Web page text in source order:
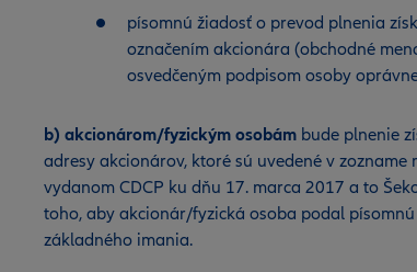
písomnú žiadosť o prevod plnenia
označením akcionára (obchodné
osvedčeným podpisom osoby
b) akcionárom/fyzickým osobám bude plnenie
adresy akcionárov, ktoré sú uvedené v
vydanom CDCP ku dňu 17. marca 2017 a to
toho, aby akcionár/fyzická osoba podal
základného imania.